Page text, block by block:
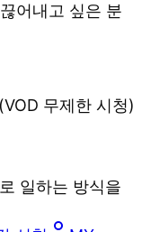
어내고 싶은 분
무제한 시청)
일하는 방식을